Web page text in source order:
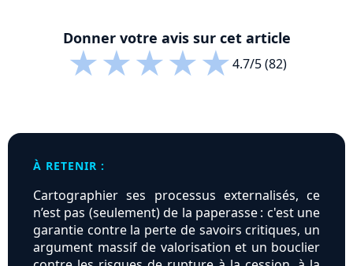
Donner votre avis sur cet article
★★★★★4.7/5 (82)
À RETENIR :
Cartographier ses processus externalisés, ce
n’est pas (seulement) de la paperasse : c'est une
garantie contre la perte de savoirs critiques, un
argument massif de valorisation et un bouclier